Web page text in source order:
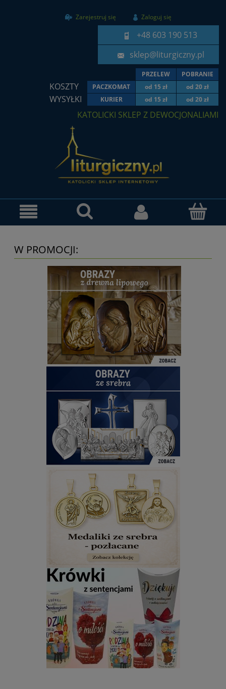
Zarejestruj się Zaloguj się
+48 603 190 513
sklep@liturgiczny.pl
PRZELEW POBRANIE
KOSZTY PACZKOMAT od 15 zł od 20 zł
WYSYŁKI KURIER od 15 zł od 20 zł
KATOLICKI SKLEP Z DEWOCJONALIAMI
W PROMOCJI: